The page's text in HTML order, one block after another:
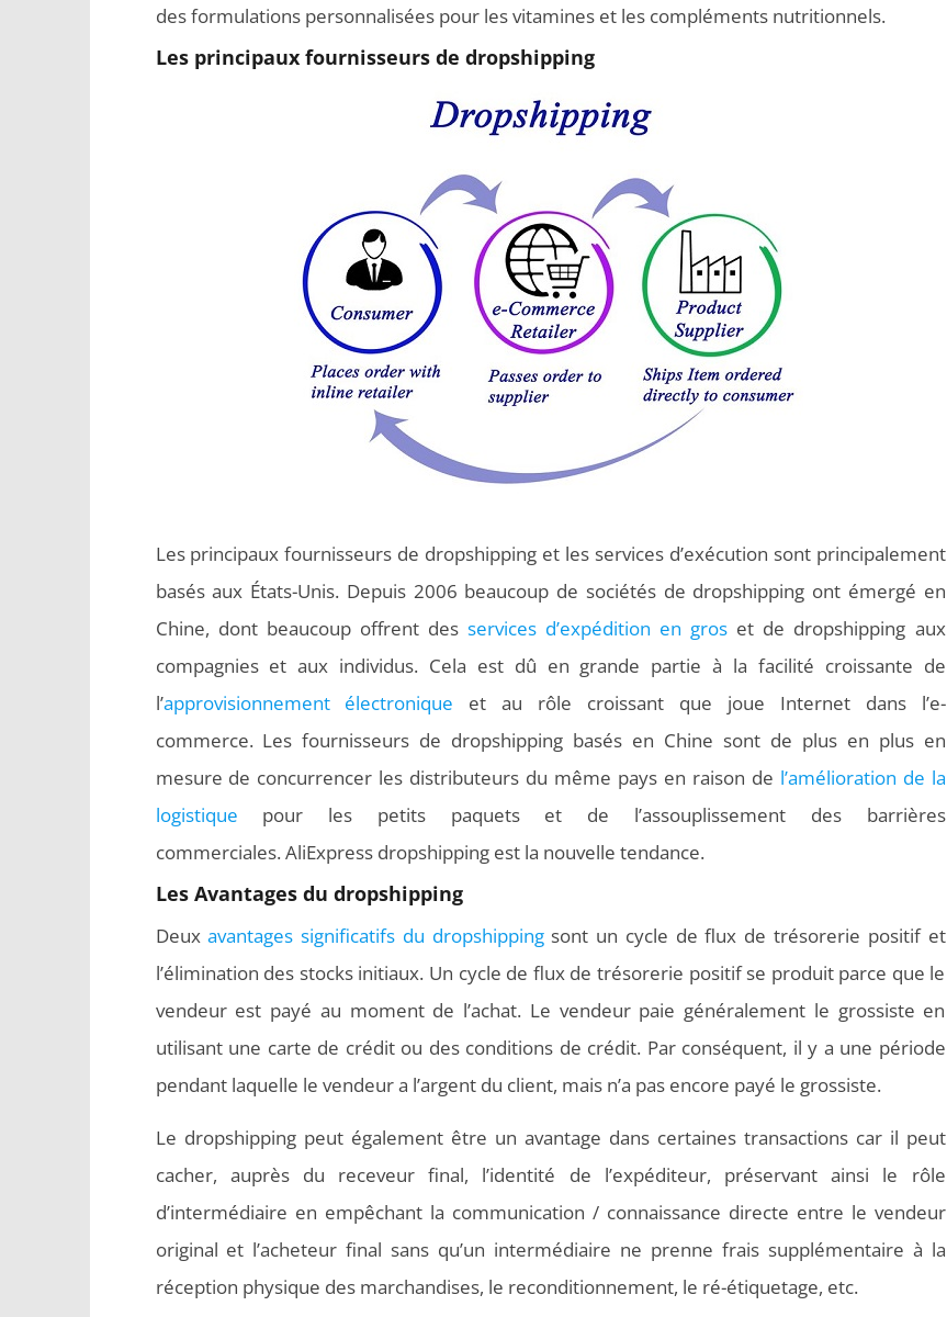
des formulations personnalisées pour les vitamines et les compléments nutritionnels.
Les principaux fournisseurs de dropshipping
Les principaux fournisseurs de dropshipping et les services d’exécution sont principalement
basés aux États-Unis. Depuis 2006 beaucoup de sociétés de dropshipping ont émergé en
Chine, dont beaucoup offrent des services d’expédition en gros et de dropshipping aux
compagnies et aux individus. Cela est dû en grande partie à la facilité croissante de
l’approvisionnement électronique et au rôle croissant que joue Internet dans l’e-
commerce. Les fournisseurs de dropshipping basés en Chine sont de plus en plus en
mesure de concurrencer les distributeurs du même pays en raison de l’amélioration de la
logistique pour les petits paquets et de l’assouplissement des barrières
commerciales. AliExpress dropshipping est la nouvelle tendance.
Les Avantages du dropshipping
Deuxavantages significatifs du dropshippingsont un cycle de flux de trésorerie positif et
l’élimination des stocks initiaux. Un cycle de flux de trésorerie positif se produit parce que le
vendeur est payé au moment de l’achat. Le vendeur paie généralement le grossiste en
utilisant une carte de crédit ou des conditions de crédit. Par conséquent, il y a une période
pendant laquelle le vendeur a l’argent du client, mais n’a pas encore payé le grossiste.
Le dropshipping peut également être un avantage dans certaines transactions car il peut
cacher, auprès du receveur final, l’identité de l’expéditeur, préservant ainsi le rôle
d’intermédiaire en empêchant la communication / connaissance directe entre le vendeur
original et l’acheteur final sans qu’un intermédiaire ne prenne frais supplémentaire à la
réception physique des marchandises, le reconditionnement, le ré-étiquetage, etc.